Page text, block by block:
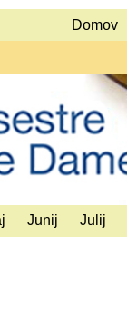
Domov
Junij Julij